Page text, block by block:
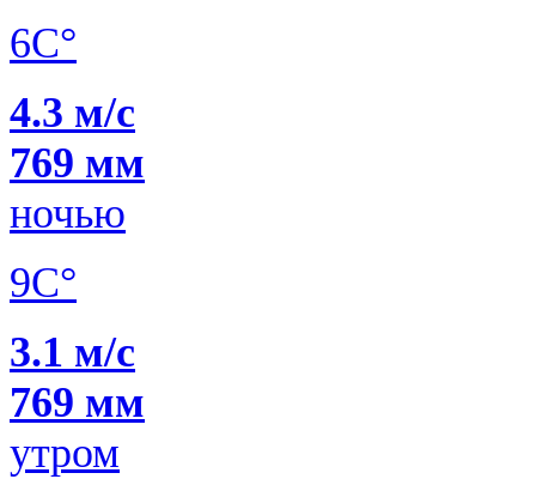
6C°
4.3 м/с
769 мм
ночью
9C°
3.1 м/с
769 мм
утром